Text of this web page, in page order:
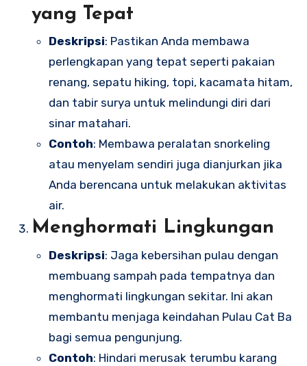
yang Tepat
Deskripsi: Pastikan Anda membawa
perlengkapan yang tepat seperti pakaian
renang, sepatu hiking, topi, kacamata hitam,
dan tabir surya untuk melindungi diri dari
sinar matahari.
Contoh: Membawa peralatan snorkeling
atau menyelam sendiri juga dianjurkan jika
Anda berencana untuk melakukan aktivitas
air.
Menghormati Lingkungan
Deskripsi: Jaga kebersihan pulau dengan
membuang sampah pada tempatnya dan
menghormati lingkungan sekitar. Ini akan
membantu menjaga keindahan Pulau Cat Ba
bagi semua pengunjung.
Contoh: Hindari merusak terumbu karang